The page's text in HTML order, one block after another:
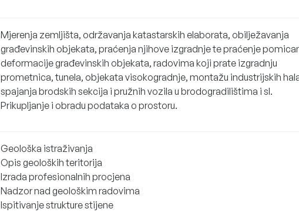
Mjerenja zemljišta, održavanja katastarskih elaborata, obilježavanja
građevinskih objekata, praćenja njihove izgradnje te praćenje
deformacije građevinskih objekata, radovima koji prate izgradnju
prometnica, tunela, objekata visokogradnje, montažu industrijskih
spajanja brodskih sekcija i pružnih vozila u brodogradilištima i sl.
Prikupljanje i obradu podataka o prostoru.
Geološka istraživanja
Opis geoloških teritorija
Izrada profesionalnih procjena
Nadzor nad geološkim radovima
Ispitivanje strukture stijene